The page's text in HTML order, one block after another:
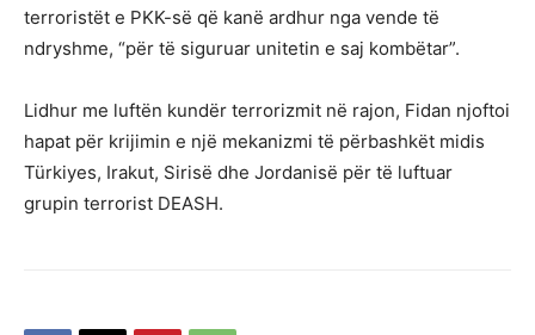
terroristët e PKK-së që kanë ardhur nga vende të
ndryshme, “për të siguruar unitetin e saj kombëtar”.
Lidhur me luftën kundër terrorizmit në rajon, Fidan njoftoi
hapat për krijimin e një mekanizmi të përbashkët midis
Türkiyes, Irakut, Sirisë dhe Jordanisë për të luftuar
grupin terrorist DEASH.